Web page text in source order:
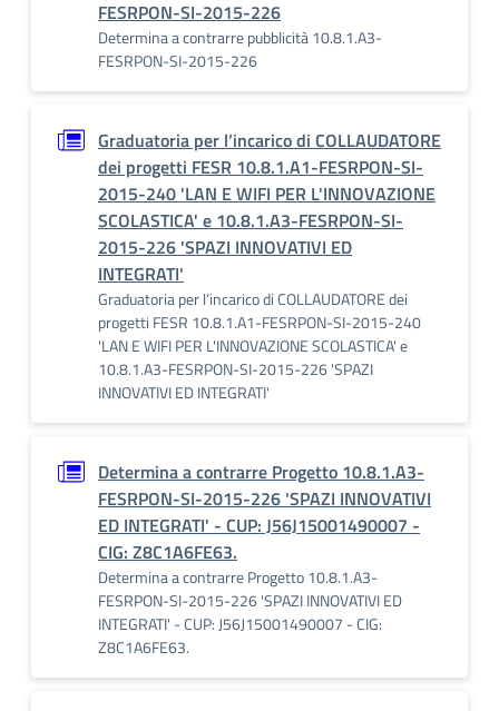
FESRPON-SI-2015-226
Determina a contrarre pubblicità 10.8.1.A3-
FESRPON-SI-2015-226
Graduatoria per l’incarico di COLLAUDATORE
dei progetti FESR 10.8.1.A1-FESRPON-SI-
2015-240 'LAN E WIFI PER L'INNOVAZIONE
SCOLASTICA' e 10.8.1.A3-FESRPON-SI-
2015-226 'SPAZI INNOVATIVI ED
INTEGRATI'
Graduatoria per l’incarico di COLLAUDATORE dei
progetti FESR 10.8.1.A1-FESRPON-SI-2015-240
'LAN E WIFI PER L'INNOVAZIONE SCOLASTICA' e
10.8.1.A3-FESRPON-SI-2015-226 'SPAZI
INNOVATIVI ED INTEGRATI'
Determina a contrarre Progetto 10.8.1.A3-
FESRPON-SI-2015-226 'SPAZI INNOVATIVI
ED INTEGRATI' - CUP: J56J15001490007 -
CIG: Z8C1A6FE63.
Determina a contrarre Progetto 10.8.1.A3-
FESRPON-SI-2015-226 'SPAZI INNOVATIVI ED
INTEGRATI' - CUP: J56J15001490007 - CIG:
Z8C1A6FE63.